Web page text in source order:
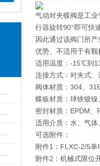
气动对夹蝶阀是工
行器旋转90°即可快
因此通过该阀门所
优势。不适用于有
适用温度：-15℃到
连接方式：对夹式
阀体材质：304、
蝶板材质：球铁镀
密封材质：EPDM
适用介质：水、气
可选附件：
附件1：FLXC-2/5
附件2：机械式限位
电动对夹软密封蝶阀在流体控制中的作用
手动法兰截止阀的密封性能与压力控制分析
电动法兰塑料球阀的选型要掌握这些内容
常闭型不锈钢电动球阀：安全可靠的流体控制解决方案